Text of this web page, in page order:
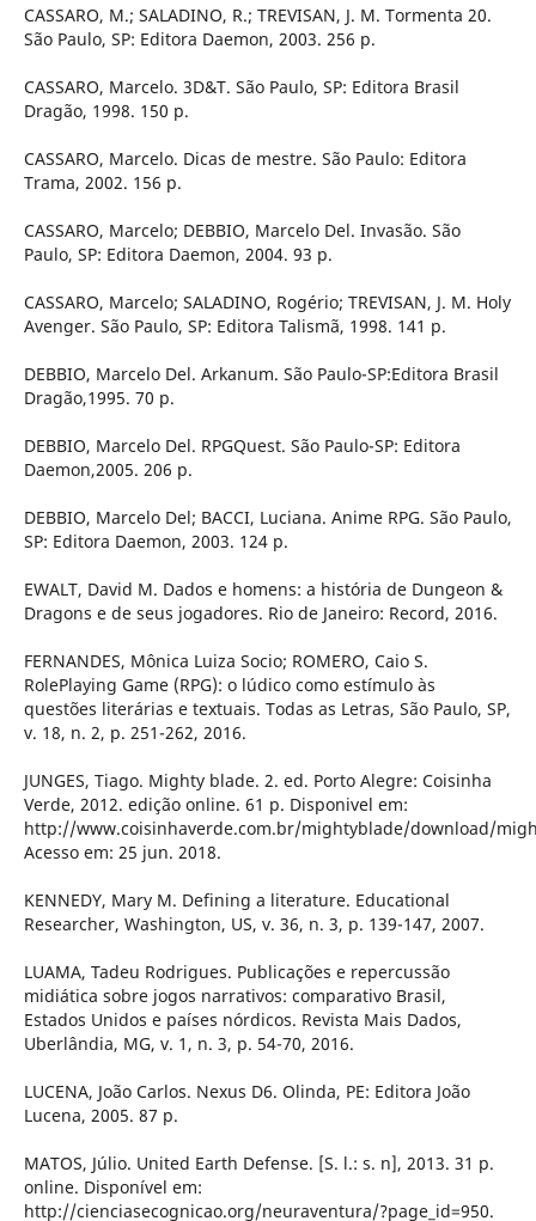
CASSARO, M.; SALADINO, R.; TREVISAN, J. M. Tormenta 20.
São Paulo, SP: Editora Daemon, 2003. 256 p.
CASSARO, Marcelo. 3D&T. São Paulo, SP: Editora Brasil
Dragão, 1998. 150 p.
CASSARO, Marcelo. Dicas de mestre. São Paulo: Editora
Trama, 2002. 156 p.
CASSARO, Marcelo; DEBBIO, Marcelo Del. Invasão. São
Paulo, SP: Editora Daemon, 2004. 93 p.
CASSARO, Marcelo; SALADINO, Rogério; TREVISAN, J. M. Holy
Avenger. São Paulo, SP: Editora Talismã, 1998. 141 p.
DEBBIO, Marcelo Del. Arkanum. São Paulo-SP:Editora Brasil
Dragão,1995. 70 p.
DEBBIO, Marcelo Del. RPGQuest. São Paulo-SP: Editora
Daemon,2005. 206 p.
DEBBIO, Marcelo Del; BACCI, Luciana. Anime RPG. São Paulo,
SP: Editora Daemon, 2003. 124 p.
EWALT, David M. Dados e homens: a história de Dungeon &
Dragons e de seus jogadores. Rio de Janeiro: Record, 2016.
FERNANDES, Mônica Luiza Socio; ROMERO, Caio S.
RolePlaying Game (RPG): o lúdico como estímulo às
questões literárias e textuais. Todas as Letras, São Paulo, SP,
v. 18, n. 2, p. 251-262, 2016.
JUNGES, Tiago. Mighty blade. 2. ed. Porto Alegre: Coisinha
Verde, 2012. edição online. 61 p. Disponivel em:
http://www.coisinhaverde.com.br/mightyblade/download/
Acesso em: 25 jun. 2018.
KENNEDY, Mary M. Defining a literature. Educational
Researcher, Washington, US, v. 36, n. 3, p. 139-147, 2007.
LUAMA, Tadeu Rodrigues. Publicações e repercussão
midiática sobre jogos narrativos: comparativo Brasil,
Estados Unidos e países nórdicos. Revista Mais Dados,
Uberlândia, MG, v. 1, n. 3, p. 54-70, 2016.
LUCENA, João Carlos. Nexus D6. Olinda, PE: Editora João
Lucena, 2005. 87 p.
MATOS, Júlio. United Earth Defense. [S. l.: s. n], 2013. 31 p.
online. Disponível em:
http://cienciasecognicao.org/neuraventura/?page_id=950.